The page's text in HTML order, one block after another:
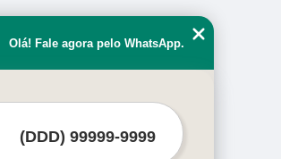
Olá! Fale agora pelo WhatsApp.